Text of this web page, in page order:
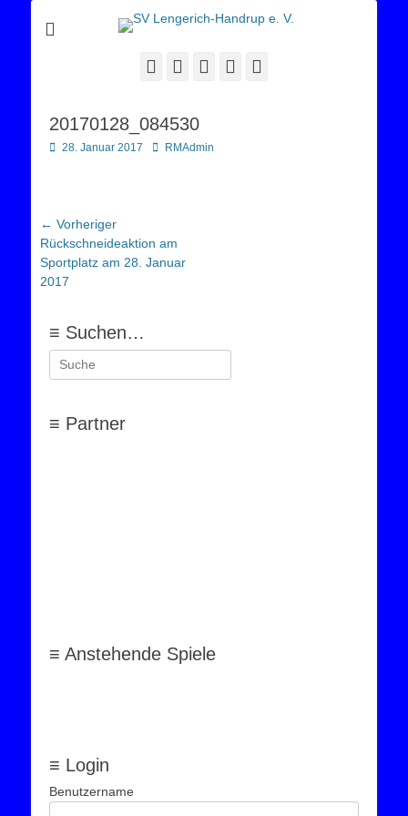
SV Lengerich-
Handrup e. V.
Sportverein Lengerich Handrup
Facebook
Twitter YouTube
20170128_084530
Posted
28. Januar 2017 AutorRMAdmin
Beitragsnavigation
← Vorheriger
Vorheriger
Beitrag:
Rückschneideaktion am
Sportplatz am 28. Januar
2017
≡ Suchen…
Suchen
nach:
≡ Partner
≡ Anstehende Spiele
≡ Login
Benutzername